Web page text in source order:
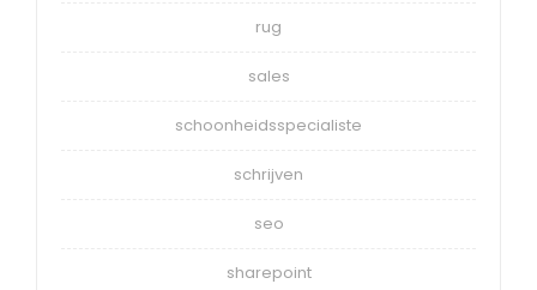
rug
sales
schoonheidsspecialiste
schrijven
seo
sharepoint